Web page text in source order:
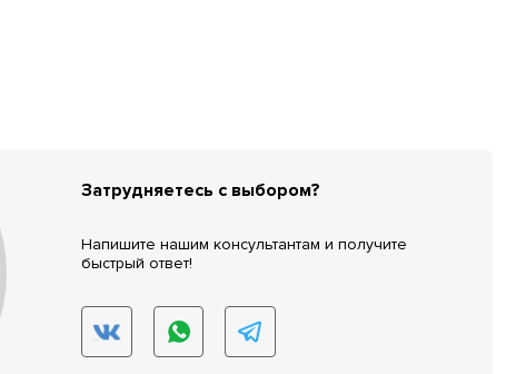
Затрудняетесь с выбором?
Напишите нашим консультантам и получите
быстрый ответ!